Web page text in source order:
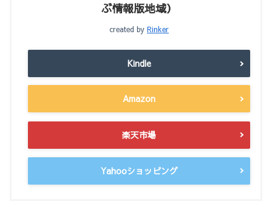
ぶ情報版地域）
created by Rinker
Kindle
Amazon
楽天市場
Yahooショッピング